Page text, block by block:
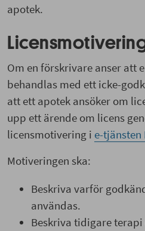
apotek.
Om en förskrivare anser att
behandlas med ett icke-
att ett apotek ansöker om
upp ett ärende om licens
licensmotivering i e-tjänsten
Motiveringen ska:
Beskriva varför
användas.
Beskriva tidigare